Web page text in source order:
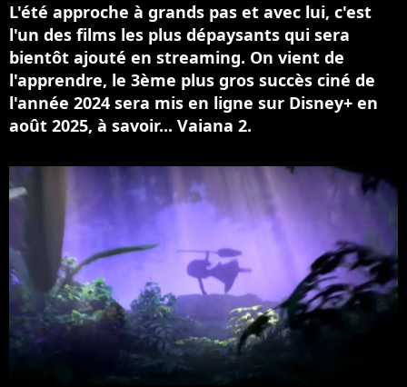
L'été approche à grands pas et avec lui, c'est
l'un des films les plus dépaysants qui sera
bientôt ajouté en streaming. On vient de
l'apprendre, le 3ème plus gros succès ciné de
l'année 2024 sera mis en ligne sur Disney+ en
août 2025, à savoir... Vaiana 2.